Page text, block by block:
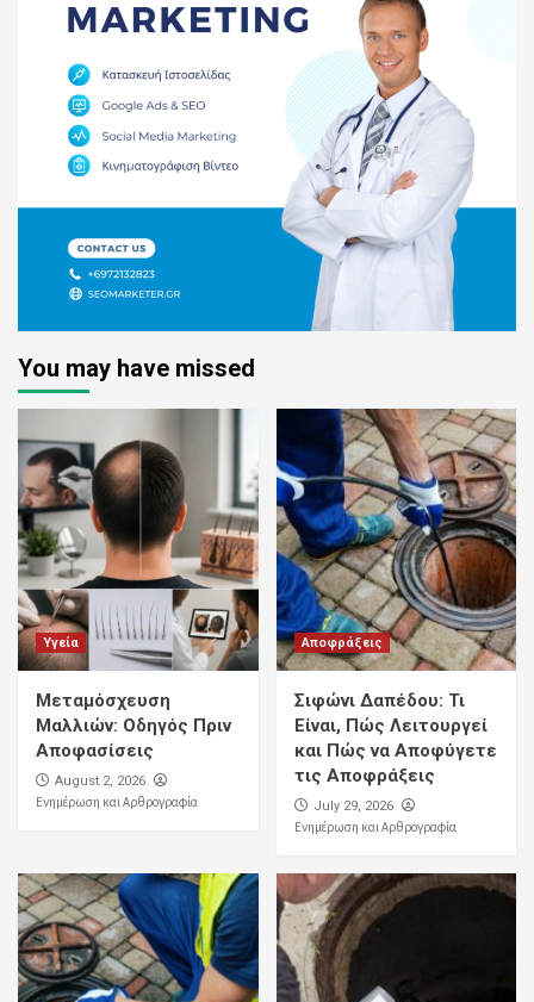
You may have missed
Υγεία
Μεταμόσχευση
Μαλλιών: Οδηγός Πριν
Αποφασίσεις
August 2, 2026
Ενημέρωση και Αρθρογραφία
Αποφράξεις
Σιφώνι Δαπέδου: Τι
Είναι, Πώς Λειτουργεί
και Πώς να Αποφύγετε
τις Αποφράξεις
July 29, 2026
Ενημέρωση και Αρθρογραφία